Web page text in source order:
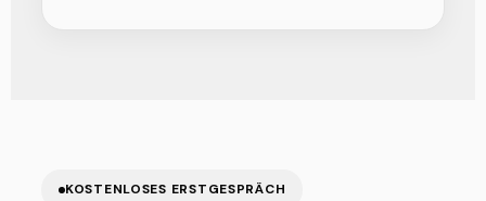
KOSTENLOSES ERSTGESPRÄCH